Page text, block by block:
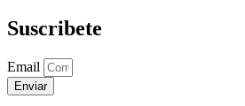
Suscribete
Email
Enviar